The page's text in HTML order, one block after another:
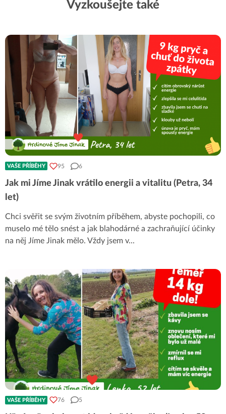
Vyzkoušejte také
VAŠE PŘÍBĚHY 95 6
Jak mi Jíme Jinak vrátilo energii a vitalitu (Petra, 34
let)
Chci svěřit se svým životním příběhem, abyste pochopili, co
muselo mé tělo snést a jak blahodárné a zachraňující účinky
na něj Jíme Jinak mělo. Vždy jsem v...
VAŠE PŘÍBĚHY 76 5